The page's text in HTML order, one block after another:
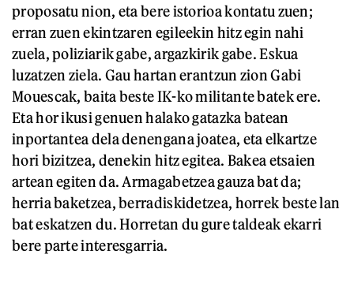
proposatu nion, eta bere istorioa kontatu zuen;
erran zuen ekintzaren egileekin hitz egin nahi
zuela, poliziarik gabe, argazkirik gabe. Eskua
luzatzen ziela. Gau hartan erantzun zion Gabi
Mouescak, baita beste IK-ko militante batek ere.
Eta hor ikusi genuen halako gatazka batean
inportantea dela denengana joatea, eta elkartze
hori bizitzea, denekin hitz egitea. Bakea etsaien
artean egiten da. Armagabetzea gauza bat da;
herria baketzea, berradiskidetzea, horrek beste lan
bat eskatzen du. Horretan du gure taldeak ekarri
bere parte interesgarria.